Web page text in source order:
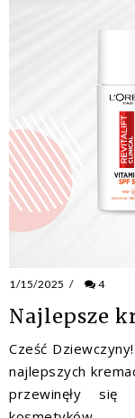
1/15/2025 / 4
Najlepsze
Cześć
najlepszych
przewinęły